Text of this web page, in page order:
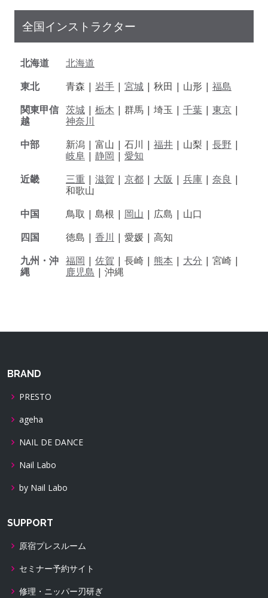
全国インストラクター
北海道
北海道
東北
青森 | 岩手 | 宮城 | 秋田 | 山形 | 福島
関東甲信
越
茨城 | 栃木 | 群馬 | 埼玉 | 千葉 | 東京 |
神奈川
中部
新潟 | 富山 | 石川 | 福井 | 山梨 | 長野 |
岐阜 | 静岡 | 愛知
近畿
三重 | 滋賀 | 京都 | 大阪 | 兵庫 | 奈良 |
和歌山
中国
鳥取 | 島根 | 岡山 | 広島 | 山口
四国
徳島 | 香川 | 愛媛 | 高知
九州・沖
縄
福岡 | 佐賀 | 長崎 | 熊本 | 大分 | 宮崎 |
鹿児島 | 沖縄
BRAND
PRESTO
ageha
NAIL DE DANCE
Nail Labo
by Nail Labo
SUPPORT
原宿プレスルーム
セミナー予約サイト
修理・ニッパー刃研ぎ